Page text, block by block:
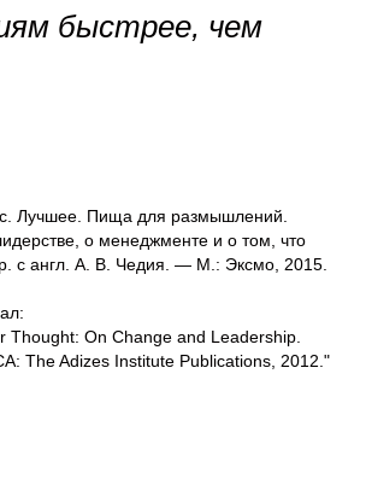
быстрее, чем
Лучшее. Пища для размышлений.
о менеджменте и о том, что
с англ. А. В. Чедия. — М.: Эксмо, 2015.
Thought: On Change and Leadership.
The Adizes Institute Publications, 2012."